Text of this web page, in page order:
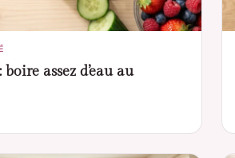
assez d’eau au